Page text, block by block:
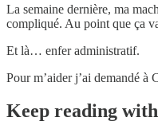
La semaine dernière, ma
compliqué. Au point que ça
Et là… enfer administratif.
Pour m’aider j’ai demandé
Keep reading